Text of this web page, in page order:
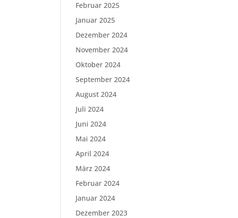
Februar 2025
Januar 2025
Dezember 2024
November 2024
Oktober 2024
September 2024
August 2024
Juli 2024
Juni 2024
Mai 2024
April 2024
März 2024
Februar 2024
Januar 2024
Dezember 2023